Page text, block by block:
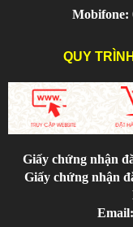
Mobifone:
QUY
Giấy chứng nhận
Giấy chứng nhận
Email: